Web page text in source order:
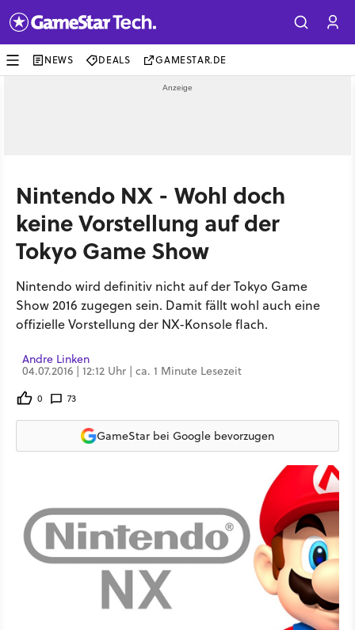
NEWS DEALS GAMESTAR.DE
Nintendo NX - Wohl doch
keine Vorstellung auf der
Tokyo Game Show
Nintendo wird definitiv nicht auf der Tokyo Game
Show 2016 zugegen sein. Damit fällt wohl auch eine
offizielle Vorstellung der NX-Konsole flach.
Andre Linken
04.07.2016 | 12:12 Uhr | ca. 1 Minute Lesezeit
0 73
GameStar bei Google bevorzugen